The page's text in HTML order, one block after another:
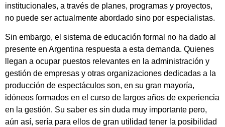
institucionales, a través de planes, programas y proyectos,
no puede ser actualmente abordado sino por especialistas.
Sin embargo, el sistema de educación formal no ha dado al
presente en Argentina respuesta a esta demanda. Quienes
llegan a ocupar puestos relevantes en la administración y
gestión de empresas y otras organizaciones dedicadas a la
producción de espectáculos son, en su gran mayoría,
idóneos formados en el curso de largos años de experiencia
en la gestión. Su saber es sin duda muy importante pero,
aún así, sería para ellos de gran utilidad tener la posibilidad